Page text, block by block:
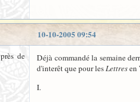
10-10-2005 09:54
de
Déjà commandé la semaine
d'interêt que pour lesLettresen
I.